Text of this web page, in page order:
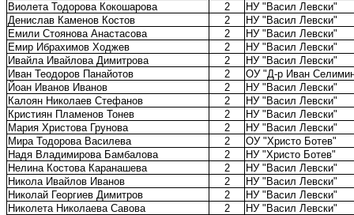
Виолета Тодорова Кокошарова
2
НУ "Васил Левски"
Денислав Каменов Костов
2
НУ "Васил Левски"
Емили Стоянова Анастасова
2
НУ "Васил Левски"
Емир Ибрахимов Ходжев
2
НУ "Васил Левски"
Ивайла Ивайлова Димитрова
2
НУ "Васил Левски"
Иван Теодоров Панайотов
2
ОУ "Д-р Иван
Йоан Иванов Иванов
2
НУ "Васил Левски"
Калоян Николаев Стефанов
2
НУ "Васил Левски"
Кристиян Пламенов Тонев
2
НУ "Васил Левски"
Мария Христова Грунова
2
НУ "Васил Левски"
Мира Тодорова Василева
2
ОУ "Христо Ботев"
Надя Владимирова Бамбалова
2
НУ "Христо Ботев"
Нелина Костова Каранашева
2
НУ "Васил Левски"
Никола Ивайлов Иванов
2
НУ "Васил Левски"
Николай Георгиев Димитров
2
НУ "Васил Левски"
Николета Николаева Савова
2
НУ "Васил Левски"